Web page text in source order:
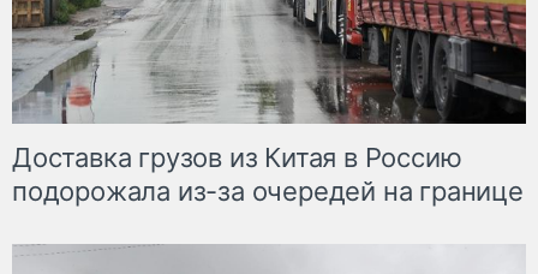
Доставка грузов из Китая в Россию
подорожала из-за очередей на границе